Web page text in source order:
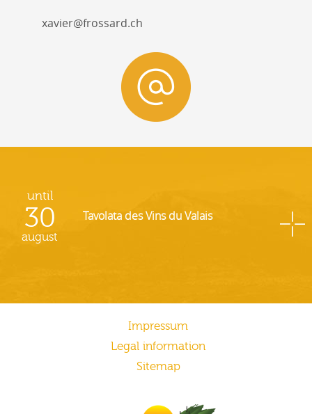
xavier@frossard.ch
until
30
august
Tavolata des Vins du Valais
Impressum
Legal information
Sitemap